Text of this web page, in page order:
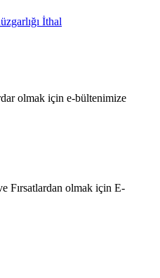
İthal
olmak için e-bültenimize
Fırsatlardan olmak için E-